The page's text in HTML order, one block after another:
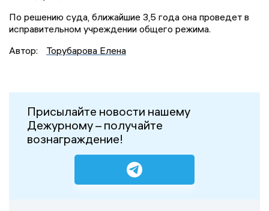
По решению суда, ближайшие 3,5 года она проведет в
исправительном учреждении общего режима.
Автор:
Торубарова Елена
Присылайте новости нашему
Дежурному – получайте
вознаграждение!